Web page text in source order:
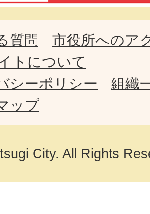
質問
市役所へのア
トについて
シーポリシー
組織
ップ
City. All Rights